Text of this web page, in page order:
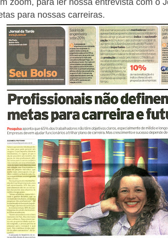
para nossas carreiras.